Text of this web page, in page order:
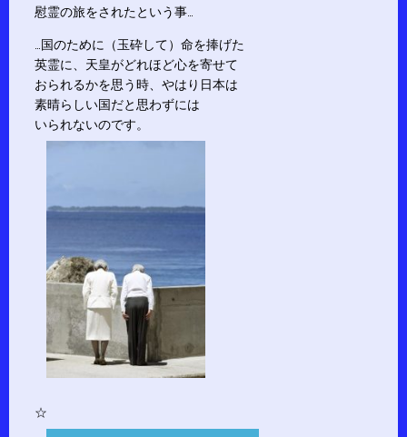
慰霊の旅をされたという事…
…国のために（玉砕して）命を捧げた
英霊に、天皇がどれほど心を寄せて
おられるかを思う時、やはり日本は
素晴らしい国だと思わずには
いられないのです。
☆